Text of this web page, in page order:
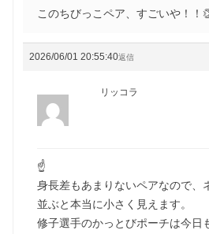
このちびっこペア、すごいや！
2026/06/01 20:55:40返信
リッコラ
☝️
身長差もあまりないペアなので、
並ぶと本当に小さく見えます。
修子選手のかっとびポーチは今日